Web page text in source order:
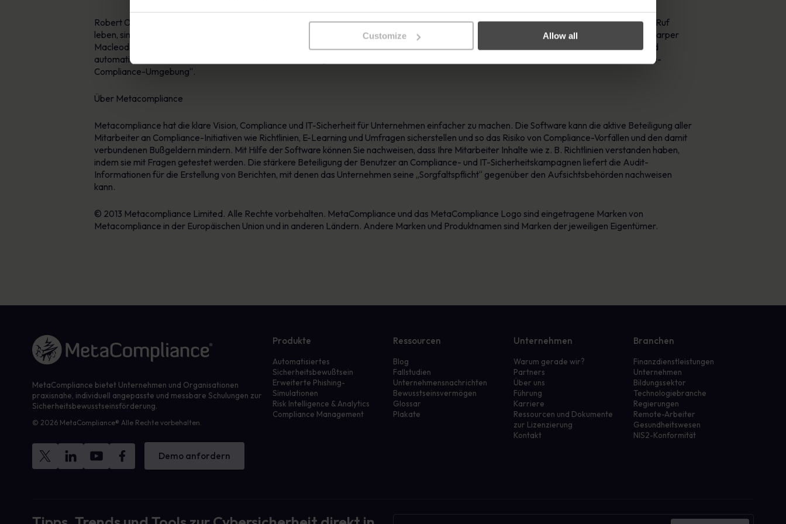
Customize Allow all
Robert O’Brien, Managing Director von Metacompliance, kommentierte die Einführung wie folgt: „Professionelle Organisationen, die von ihrem Ruf
leben, sind besonders anfällig für Rufschädigung durch einen Compliance-Vorfall. Wir haben bei verantwortungsbewussten Unternehmen wie Harper
Macleod einen überlegteren Ansatz in Bezug auf die „menschliche Firewall“ und das Bewusstsein der Benutzer festgestellt. Ein konsistenter und
automatisierter Ansatz für das Richtlinien- und Lernmanagement im Bereich der Informationssicherheit ist der Schlüssel zu einer Best-Practice-
Compliance-Umgebung“.
Über Metacompliance
Metacompliance hat die klare Vision, Compliance und IT-Sicherheit für Unternehmen einfacher zu machen. Die Software kann die aktive Beteiligung aller
Mitarbeiter an Compliance-Initiativen wie Richtlinien, E-Learning und Umfragen sicherstellen und so das Risiko von Compliance-Vorfällen und den damit
verbundenen Bußgeldern mindern. Mit Hilfe der Software können Sie nachweisen, dass Ihre Mitarbeiter Inhalte wie z. B. Richtlinien verstanden haben,
indem sie mit Fragen getestet werden. Die stärkere Beteiligung der Benutzer an Compliance- und IT-Sicherheitskampagnen liefert die Audit-
Informationen für die Erstellung von Berichten, mit denen das Unternehmen seine „Sorgfaltspflicht“ gegenüber den Aufsichtsbehörden nachweisen
kann.
© 2013 Metacompliance Limited. Alle Rechte vorbehalten. MetaCompliance und das MetaCompliance Logo sind eingetragene Marken von
Metacompliance in der Europäischen Union und in anderen Ländern. Andere Marken und Produktnamen sind Marken der jeweiligen Eigentümer.
Link zur Homepage
MetaCompliance bietet Unternehmen und Organisationen
praxisnahe, individuell angepasste und messbare Schulungen zur
Sicherheitsbewusstseinsförderung.
© 2026 MetaCompliance® Alle Rechte vorbehalten.
Demo anfordern
Produkte
Automatisiertes
Sicherheitsbewußtsein
Erweiterte Phishing-
Simulationen
Risk Intelligence & Analytics
Compliance Management
Ressourcen
Blog
Fallstudien
Unternehmensnachrichten
Bewusstseinsvermögen
Glossar
Plakate
Unternehmen
Warum gerade wir?
Partners
Über uns
Führung
Karriere
Ressourcen und Dokumente
zur Lizenzierung
Kontakt
Branchen
Finanzdienstleistungen
Unternehmen
Bildungssektor
Technologiebranche
Regierungen
Remote-Arbeiter
Gesundheitswesen
NIS2-Konformität